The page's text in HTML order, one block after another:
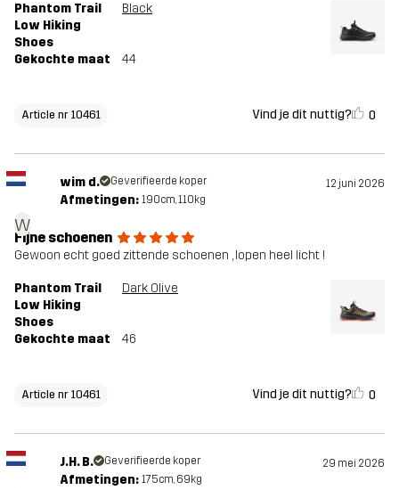
Phantom Trail
Low Hiking
Shoes
Black
Gekochte maat 44
Article nr 10461 Vind je dit nuttig? 0
w
wim d. Geverifieerde koper 12 juni 2026
Afmetingen: 190cm, 110kg
Fijne schoenen
Gewoon echt goed zittende schoenen , lopen heel licht !
Phantom Trail
Low Hiking
Shoes
Dark Olive
Gekochte maat 46
Article nr 10461 Vind je dit nuttig? 0
J.H. B. Geverifieerde koper 29 mei 2026
Afmetingen: 175cm, 69kg